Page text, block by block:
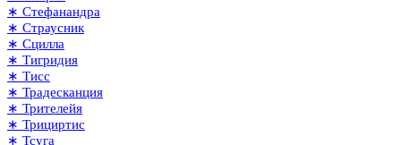
∗ Стефанандра
∗ Страусник
∗ Сцилла
∗ Тигридия
∗ Тисс
∗ Традесканция
∗ Трителейя
∗ Трициртис
∗ Тсуга